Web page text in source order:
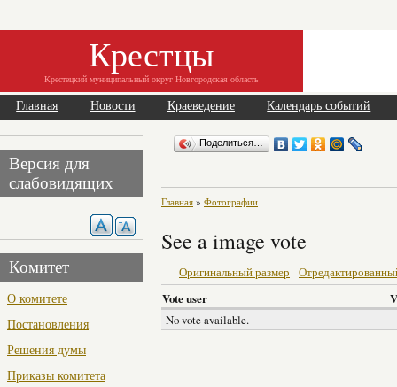
Крестцы
Крестецкий муниципальный округ Новгородская область
Главная Новости Краеведение Календарь событий
Версия для
слабовидящих
Комитет
О комитете
Постановления
Решения думы
Приказы комитета
Поделиться…
Главная » Фотографии
See a image vote
Оригинальный размер
Vote user
No vote available.